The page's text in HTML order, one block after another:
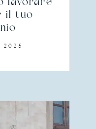
lavorare
il tuo
2025